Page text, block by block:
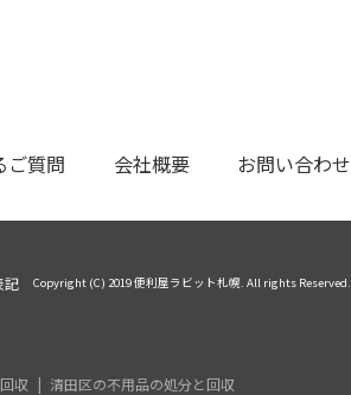
ご質問 会社概要 お問い合わせ
記 Copyright (C) 2019 便利屋ラビット札幌. All rights Reserved.
収
清田区の不用品の処分と回収